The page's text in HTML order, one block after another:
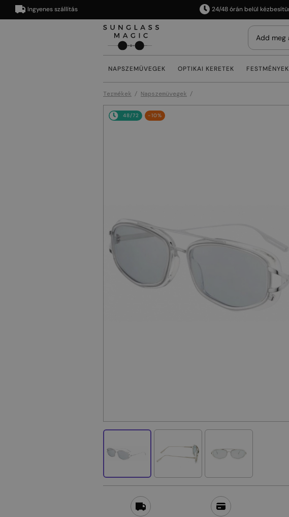
Ingyenes szállítás 24/48 órán belül kézbesítünk
NAPSZEMÜVEGEK OPTIKAI KERETEK FESTMÉNYEK
Termékek Napszemüvegek
48/72 -10%